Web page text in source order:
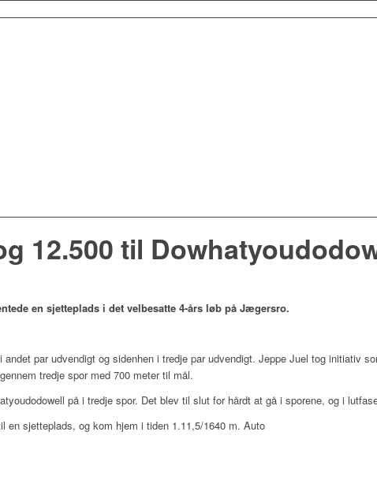
12.500 til
en sjetteplads i det velbesatte 4-års løb på Jægersro.
andet par udvendigt og sidenhen i tredje par udvendigt. Jeppe Juel tog initiativ
tredje spor med 700 meter til mål.
på i tredje spor. Det blev til slut for hårdt at gå i sporene, og i
en sjetteplads, og kom hjem i tiden 1.11,5/1640 m. Auto